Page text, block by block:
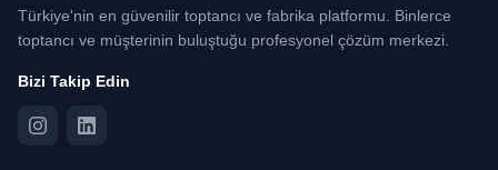
Türkiye'nin en güvenilir toptancı ve fabrika platformu. Binlerce
toptancı ve müşterinin buluştuğu profesyonel çözüm merkezi.
Bizi Takip Edin